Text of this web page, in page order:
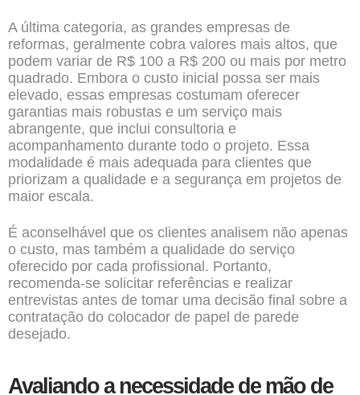
A última categoria, as grandes empresas de
reformas, geralmente cobra valores mais altos, que
podem variar de R$ 100 a R$ 200 ou mais por metro
quadrado. Embora o custo inicial possa ser mais
elevado, essas empresas costumam oferecer
garantias mais robustas e um serviço mais
abrangente, que inclui consultoria e
acompanhamento durante todo o projeto. Essa
modalidade é mais adequada para clientes que
priorizam a qualidade e a segurança em projetos de
maior escala.
É aconselhável que os clientes analisem não apenas
o custo, mas também a qualidade do serviço
oferecido por cada profissional. Portanto,
recomenda-se solicitar referências e realizar
entrevistas antes de tomar uma decisão final sobre a
contratação do colocador de papel de parede
desejado.
Avaliando a necessidade de mão de